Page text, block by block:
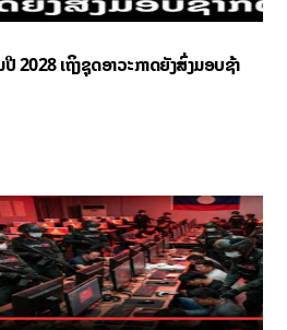
2028 ເຖິງຊຸດອາວະກາດຍັງສົ່ງມອບຊ້າ